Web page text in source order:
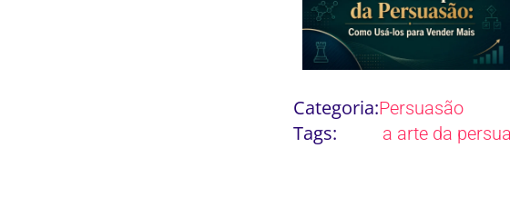
Categoria:Persuasão
Tags: a arte da